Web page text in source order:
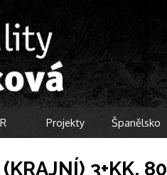
Projekty Španělsko
3+KK,